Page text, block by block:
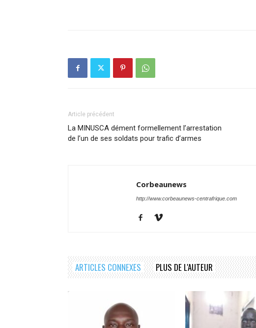
Article précédent
La MINUSCA dément formellement l’arrestation
de l’un de ses soldats pour trafic d’armes
Corbeaunews
http://www.corbeaunews-centrafrique.com
ARTICLES CONNEXES PLUS DE L'AUTEUR